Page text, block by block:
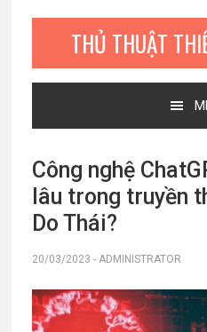
THỦ THUẬT
Công nghệ
lâu trong truyền
Do Thái?
20/03/2023 - ADMINISTRATOR